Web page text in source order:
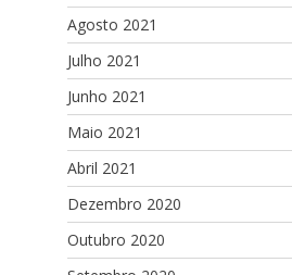
Agosto 2021
Julho 2021
Junho 2021
Maio 2021
Abril 2021
Dezembro 2020
Outubro 2020